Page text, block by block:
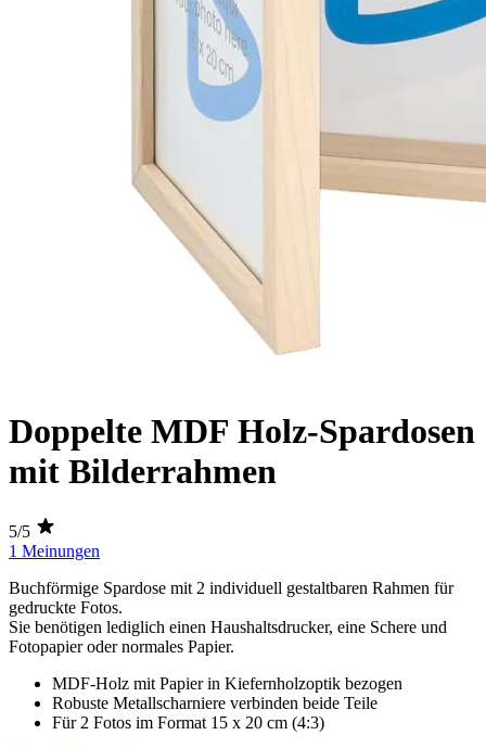
Doppelte MDF Holz-Spardosen
mit Bilderrahmen
5/5
1 Meinungen
Buchförmige Spardose mit 2 individuell gestaltbaren Rahmen für
gedruckte Fotos.
Sie benötigen lediglich einen Haushaltsdrucker, eine Schere und
Fotopapier oder normales Papier.
MDF-Holz mit Papier in Kiefernholzoptik bezogen
Robuste Metallscharniere verbinden beide Teile
Für 2 Fotos im Format 15 x 20 cm (4:3)